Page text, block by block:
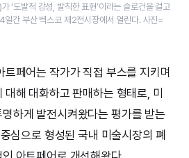
‘도발적 감성, 발칙한 표현’이라는 슬로건을 걸고
간 부산 벡스코 제2전시장에서 열린다. 사진=
페어는 작가가 직접 부스를 지키며
대해 대화하고 판매하는 형태로, 미
하게 발전시켜왔다는 평가를 받는
심으로 형성된 국내 미술시장의 폐